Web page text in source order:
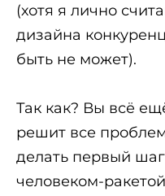
(хотя я лично
дизайна
быть не может).
Так как? Вы всё
решит все
делать первый шаг
человеком-